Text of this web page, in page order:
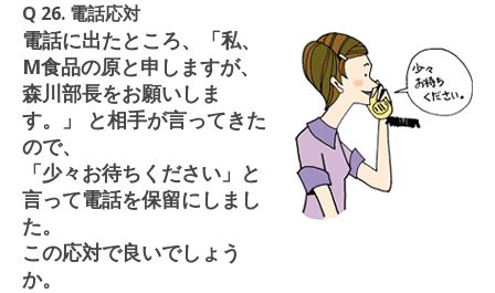
Q 26. 電話応対
電話に出たところ、「私、
M食品の原と申しますが、
森川部長をお願いしま
す。」 と相手が言ってきた
ので、
「少々お待ちください」と
言って電話を保留にしまし
た。
この応対で良いでしょう
か。